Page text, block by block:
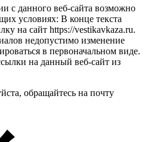
с данного веб-сайта возможно
условиях: В конце текста
на сайт https://vestikavkaza.ru.
недопустимо изменение
в первоначальном виде.
на данный веб-сайт из
обращайтесь на почту